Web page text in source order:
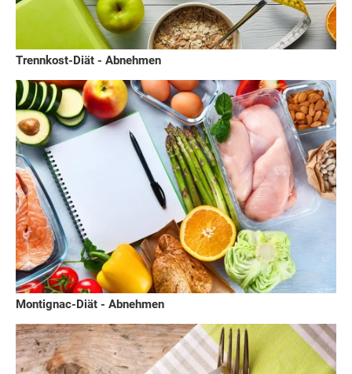
Trennkost-Diät - Abnehmen
Montignac-Diät - Abnehmen